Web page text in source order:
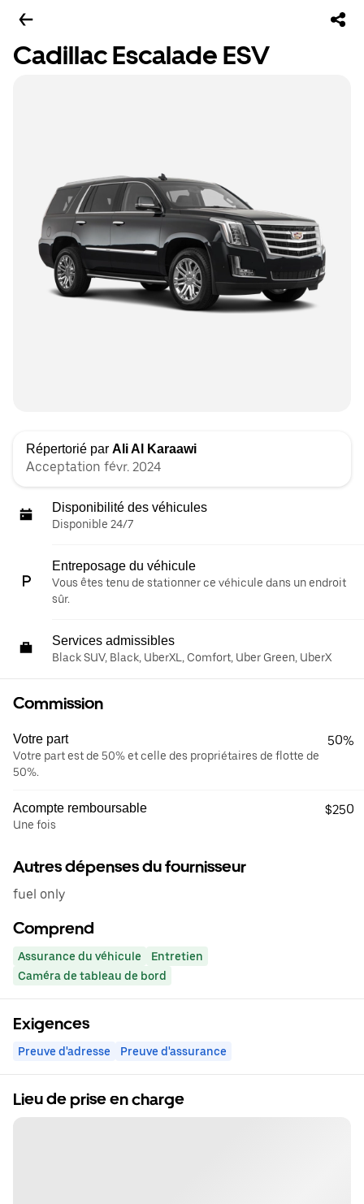
Cadillac Escalade ESV
Répertorié par Ali Al Karaawi
Acceptation févr. 2024
Disponibilité des véhicules
Disponible 24/7
Entreposage du véhicule
Vous êtes tenu de stationner ce véhicule dans un endroit
sûr.
Services admissibles
Black SUV, Black, UberXL, Comfort, Uber Green, UberX
Commission
Votre part
Votre part est de 50% et celle des propriétaires de flotte de
50%.
50%
Acompte remboursable
Une fois
$250
Autres dépenses du fournisseur
fuel only
Comprend
Assurance du véhicule
Entretien
Caméra de tableau de bord
Exigences
Preuve d'adresse Preuve d'assurance
Lieu de prise en charge